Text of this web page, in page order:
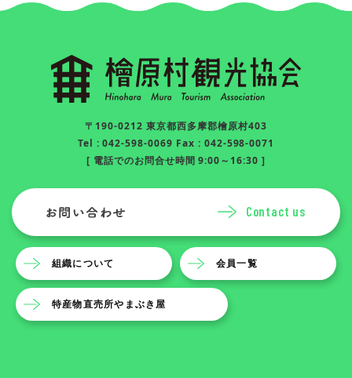
〒190-0212 東京都西多摩郡檜原村403
Tel : 042-598-0069 Fax : 042-598-0071
[ 電話でのお問合せ時間 9:00～16:30 ]
Contact us
組織について 会員一覧
特産物直売所やまぶき屋